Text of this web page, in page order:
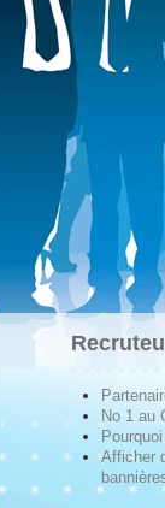
No 1 au
Afficher